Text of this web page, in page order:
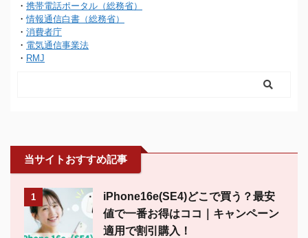
・ 携帯電話ポータル（総務省）
・情報通信白書（総務省）
・ 消費者庁
・ 電気通信事業法
・ RMJ
当サイトおすすめ記事
1
iPhone16e(SE4)どこで買う？最安
値で一番お得はココ｜キャンペーン
適用で割引購入！